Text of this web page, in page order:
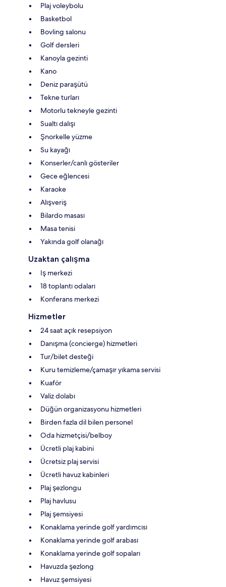
Plaj voleybolu
Basketbol
Bovling salonu
Golf dersleri
Kanoyla gezinti
Kano
Deniz paraşütü
Tekne turları
Motorlu tekneyle gezinti
Sualtı dalışı
Şnorkelle yüzme
Su kayağı
Konserler/canlı gösteriler
Gece eğlencesi
Karaoke
Alışveriş
Bilardo masası
Masa tenisi
Yakında golf olanağı
Uzaktan çalışma
Iş merkezi
18 toplantı odaları
Konferans merkezi
Hizmetler
24 saat açık resepsiyon
Danışma (concierge) hizmetleri
Tur/bilet desteği
Kuru temizleme/çamaşır yıkama servisi
Kuaför
Valiz dolabı
Düğün organizasyonu hizmetleri
Birden fazla dil bilen personel
Oda hizmetçisi/belboy
Ücretli plaj kabini
Ücretsiz plaj servisi
Ücretli havuz kabinleri
Plaj şezlongu
Plaj havlusu
Plaj şemsiyesi
Konaklama yerinde golf yardımcısı
Konaklama yerinde golf arabası
Konaklama yerinde golf sopaları
Havuzda şezlong
Havuz şemsiyesi